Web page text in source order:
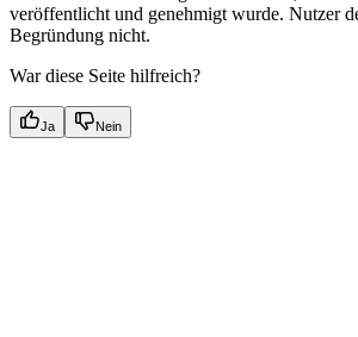
veröffentlicht und genehmigt wurde. Nutzer
Begründung nicht.
War diese Seite hilfreich?
Ja Nein